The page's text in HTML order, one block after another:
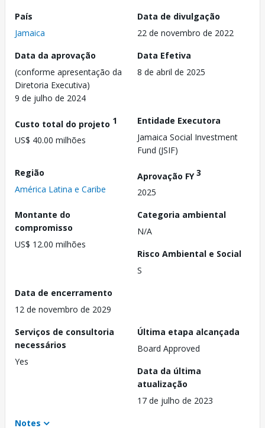
País
Jamaica
Data de divulgação
22 de novembro de 2022
Data da aprovação
(conforme apresentação da
Diretoria Executiva)
9 de julho de 2024
Data Efetiva
8 de abril de 2025
Custo total do projeto 1
US$ 40.00 milhões
Entidade Executora
Jamaica Social Investment
Fund (JSIF)
Região
América Latina e Caribe
Aprovação FY3
2025
Montante do
compromisso
US$ 12.00 milhões
Categoria ambiental
N/A
Risco Ambiental e Social
S
Data de encerramento
12 de novembro de 2029
Serviços de consultoria
necessários
Yes
Última etapa alcançada
Board Approved
Data da última
atualização
17 de julho de 2023
Notes